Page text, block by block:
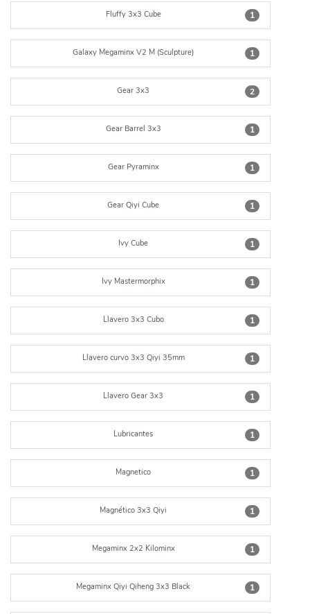
1
Fluffy 3x3 Cube
1
Galaxy Megaminx V2 M (Sculpture)
2
Gear 3x3
1
Gear Barrel 3x3
1
Gear Pyraminx
1
Gear Qiyi Cube
1
Ivy Cube
1
Ivy Mastermorphix
1
Llavero 3x3 Cubo
1
Llavero curvo 3x3 Qiyi 35mm
1
Llavero Gear 3x3
1
Lubricantes
1
Magnetico
1
Magnético 3x3 Qiyi
1
Megaminx 2x2 Kilominx
1
Megaminx Qiyi Qiheng 3x3 Black